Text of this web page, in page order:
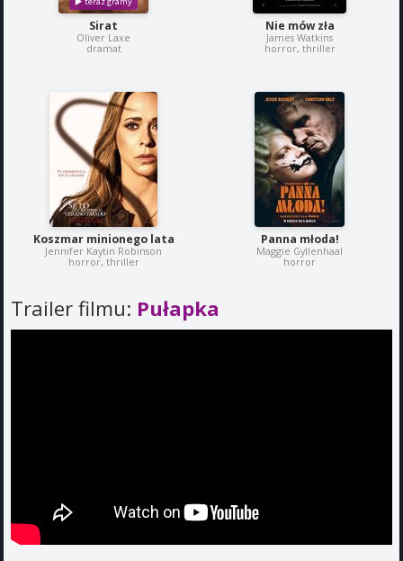
Sirat
Oliver Laxe
dramat
Nie mów zła
James Watkins
horror, thriller
Koszmar minionego lata
Jennifer Kaytin Robinson
horror, thriller
Panna młoda!
Maggie Gyllenhaal
horror
Trailer filmu: Pułapka